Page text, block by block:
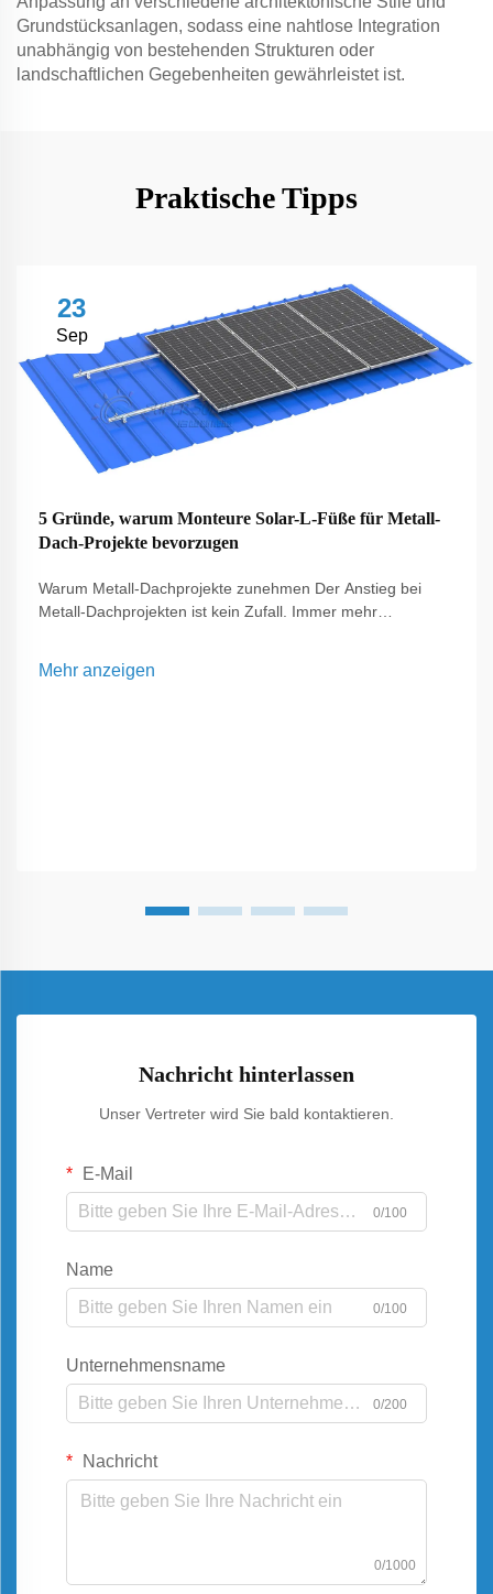
Grundstücksanlagen, sodass eine nahtlose Integration
unabhängig von bestehenden Strukturen oder
landschaftlichen Gegebenheiten gewährleistet ist.
Praktische Tipps
23
Sep
5 Gründe, warum Monteure Solar-L-Füße für Metall-
Dach-Projekte bevorzugen
Warum Metall-Dachprojekte zunehmen Der Anstieg bei
Metall-Dachprojekten ist kein Zufall. Immer mehr
Solarenergiesysteme zu tragen. Im Gegensatz zu
Mehr anzeigen
Nachricht hinterlassen
Unser Vertreter wird Sie bald kontaktieren.
E-Mail
0/100
Name
0/100
Unternehmensname
0/200
Nachricht
0/1000